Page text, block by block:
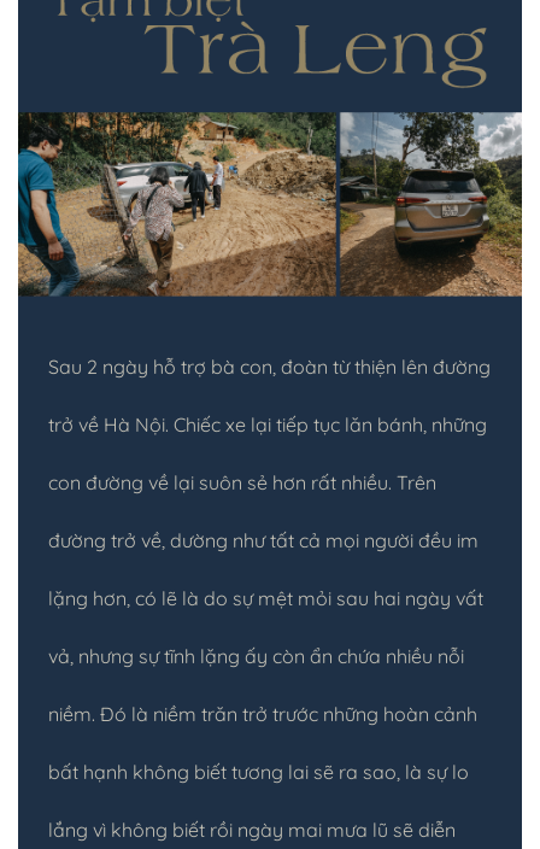
Sau 2 ngày hỗ trợ bà con, đoàn từ thiện lên đường
trở về Hà Nội. Chiếc xe lại tiếp tục lăn bánh, những
con đường về lại suôn sẻ hơn rất nhiều. Trên
đường trở về, dường như tất cả mọi người đều im
lặng hơn, có lẽ là do sự mệt mỏi sau hai ngày vất
vả, nhưng sự tĩnh lặng ấy còn ẩn chứa nhiều nỗi
niềm. Đó là niềm trăn trở trước những hoàn cảnh
bất hạnh không biết tương lai sẽ ra sao, là sự lo
lắng vì không biết rồi ngày mai mưa lũ sẽ diễn